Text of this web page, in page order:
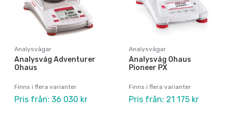
Analysvågar
Analysvåg Adventurer
Ohaus
Finns i flera varianter
Pris från: 36 030 kr
Analysvågar
Analysvåg Ohaus
Pioneer PX
Finns i flera varianter
Pris från: 21 175 kr